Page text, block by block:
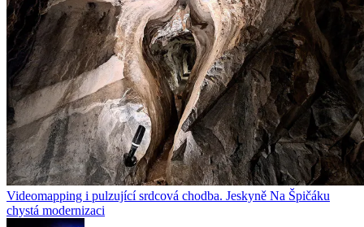
Videomapping i pulzující srdcová chodba. Jeskyně Na Špičáku
chystá modernizaci